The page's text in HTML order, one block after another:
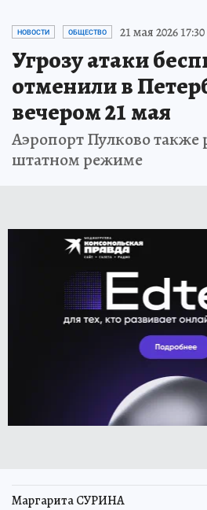
НОВОСТИ ОБЩЕСТВО 21 мая 2026 17:30
Угрозу атаки
отменили в
вечером 21 мая
Аэропорт Пулково также
штатном режиме
Маргарита СУРИНА